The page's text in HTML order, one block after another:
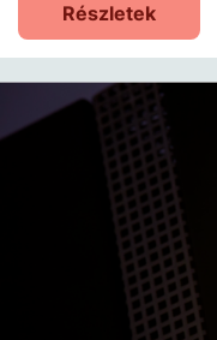
Részletek